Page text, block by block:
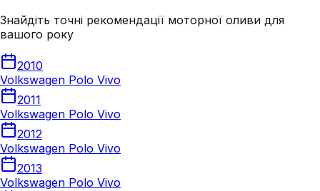
Знайдіть точні рекомендації моторної оливи для
вашого року
2010
Volkswagen Polo Vivo
2011
Volkswagen Polo Vivo
2012
Volkswagen Polo Vivo
2013
Volkswagen Polo Vivo